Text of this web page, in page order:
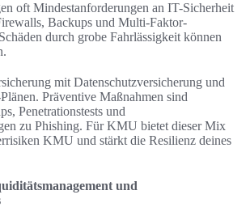
oft Mindestanforderungen an IT-Sicherheit
Backups und Multi-Faktor-
durch grobe Fahrlässigkeit können
mit Datenschutzversicherung und
Präventive Maßnahmen sind
Penetrationstests und
zu Phishing. Für KMU bietet dieser Mix
KMU und stärkt die Resilienz deines
und